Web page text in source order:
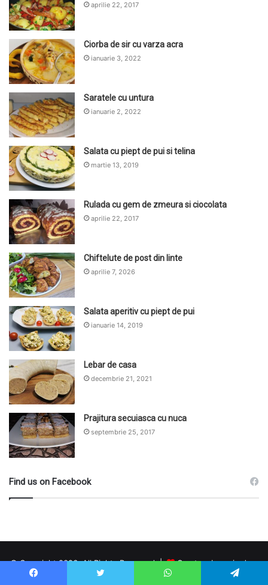
aprilie 22, 2017
Ciorba de sir cu varza acra
ianuarie 3, 2022
Saratele cu untura
ianuarie 2, 2022
Salata cu piept de pui si telina
martie 13, 2019
Rulada cu gem de zmeura si ciocolata
aprilie 22, 2017
Chiftelute de post din linte
aprilie 7, 2026
Salata aperitiv cu piept de pui
ianuarie 14, 2019
Lebar de casa
decembrie 21, 2021
Prajitura secuiasca cu nuca
septembrie 25, 2017
Find us on Facebook
© Copyright 2026, All Rights Reserved |
Creat cu bucurie de o